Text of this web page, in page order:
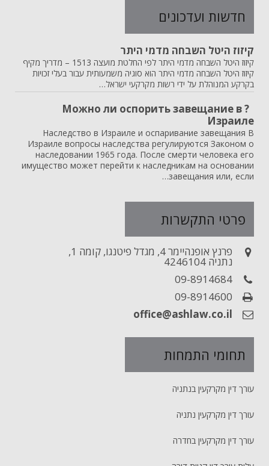
חדשות ועדכונים
קיזוז היטל השבחה מדמי היתר
קיזוז היטל השבחה מדמי היתר לפי החלטת מועצה 1513 – מדריך מקיף
קיזוז היטל השבחה מדמי היתר הוא סוגיה משמעותית עבור בעלי זכויות
בקרקע המנוהלת על ידי רשות מקרקעי ישראל…
? Можно ли оспорить завещание в
Израиле
Наследство в Израиле и оспаривание завещания В
Израиле вопросы наследства регулируются Законом о
наследовании 1965 года. После смерти человека его
имущество может перейти к наследникам на основании
завещания или, если…
פרטי התקשרות
פרנץ אופנהיימר 4, מגדל פיטנגו, קומה 1,
נתניה 4246104
09-8914684
09-8914600
office@ashlaw.co.il
תחומי התמחות
עורך דין מקרקעין בנתניה
עורך דין מקרקעין נתניה
עורך דין מקרקעין בחדרה